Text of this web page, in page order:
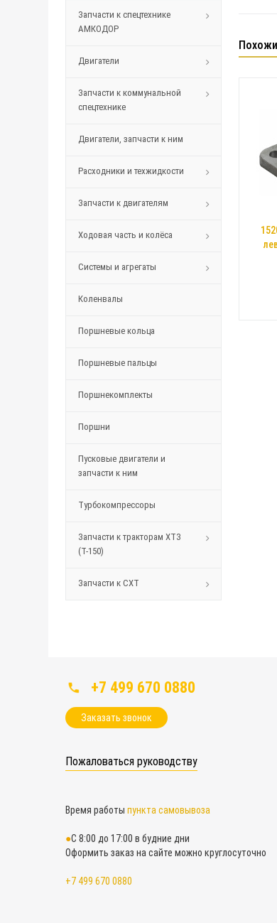
Запчасти к спецтехнике
АМКОДОР
Двигатели
Запчасти к коммунальной
спецтехнике
Двигатели, запчасти к ним
Расходники и техжидкости
Запчасти к двигателям
Ходовая часть и колёса
Системы и агрегаты
Коленвалы
Поршневые кольца
Поршневые пальцы
Поршнекомплекты
Поршни
Пусковые двигатели и
запчасти к ним
Турбокомпрессоры
Запчасти к тракторам ХТЗ
(Т-150)
Запчасти к СХТ
+7 499 670 0880
Заказать звонок
Пожаловаться руководству
Время работы пункта самовывоза
С 8:00 до 17:00 в будние дни
Оформить заказ на сайте можно круглосуточно
+7 499 670 0880